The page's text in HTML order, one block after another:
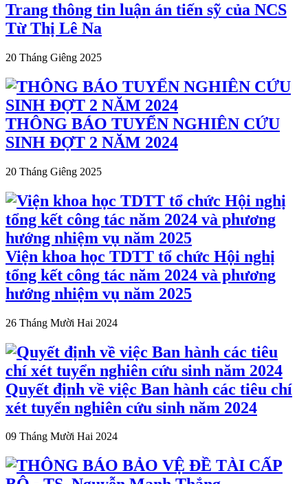
Trang thông tin luận án tiến sỹ của NCS
Từ Thị Lê Na
20 Tháng Giêng 2025
THÔNG BÁO TUYỂN NGHIÊN CỨU
SINH ĐỢT 2 NĂM 2024
20 Tháng Giêng 2025
Viện khoa học TDTT tổ chức Hội nghị
tổng kết công tác năm 2024 và phương
hướng nhiệm vụ năm 2025
26 Tháng Mười Hai 2024
Quyết định về việc Ban hành các tiêu chí
xét tuyển nghiên cứu sinh năm 2024
09 Tháng Mười Hai 2024